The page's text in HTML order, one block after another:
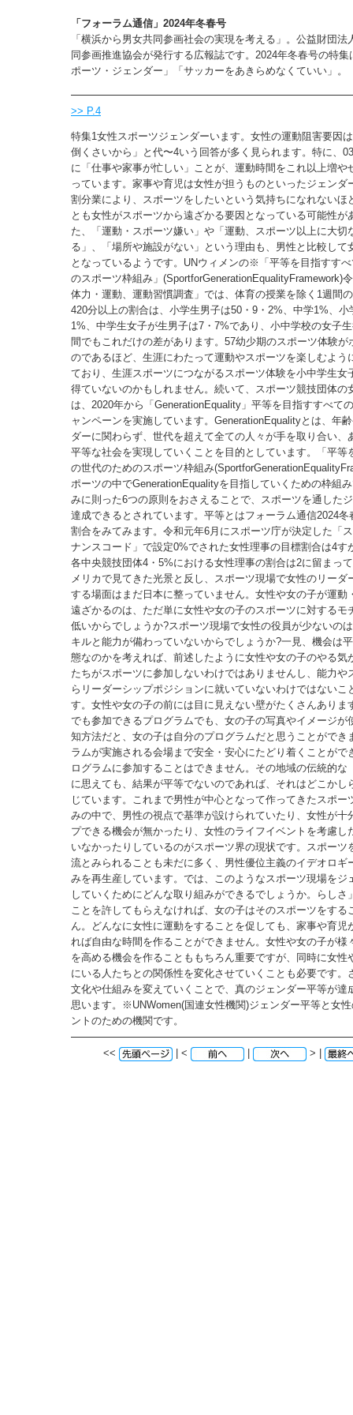
「フォーラム通信」2024年冬春号
「横浜から男女共同参画社会の実現を考える」。公益財団法
同参画推進協会が発行する広報誌です。2024年冬春号の特集
ポーツ・ジェンダー」「サッカーをあきらめなくていい」。
>> P.4
特集1女性スポーツジェンダーいます。女性の運動阻害要因
倒くさいから」と代〜4いう回答が多く見られます。特に、
に「仕事や家事が忙しい」ことが、運動時間をこれ以上増や
っています。家事や育児は女性が担うものといったジェンダ
割分業により、スポーツをしたいという気持ちになれないほ
とも女性がスポーツから遠ざかる要因となっている可能性が
た、「運動・スポーツ嫌い」や「運動、スポーツ以上に大切
る」、「場所や施設がない」という理由も、男性と比較して
となっているようです。UNウィメンの※「平等を目指すす
のスポーツ枠組み」(SportforGenerationEqualityFramework)
体力・運動、運動習慣調査」では、体育の授業を除く1週間
420分以上の割合は、小学生男子は50・9・2%、中学1%、小
1%、中学生女子が生男子は7・7%であり、小中学校の女子
間でもこれだけの差があります。57幼少期のスポーツ体験が
のであるほど、生涯にわたって運動やスポーツを楽しむよう
ており、生涯スポーツにつながるスポーツ体験を小中学生女
得ていないのかもしれません。続いて、スポーツ競技団体の
は、2020年から「GenerationEquality」平等を目指すすべて
ャンペーンを実施しています。GenerationEqualityとは、年
ダーに関わらず、世代を超えて全ての人々が手を取り合い、
平等な社会を実現していくことを目的としています。「平等
の世代のためのスポーツ枠組み
ポーツの中でGenerationEqualityを目指していくための枠組
みに則った6つの原則をおさえることで、スポーツを通した
達成できるとされています。平等とはフォーラム通信2024冬
割合をみてみます。令和元年6月にスポーツ庁が決定した「
ナンスコード」で設定0%でされた女性理事の目標割合は4す
各中央競技団体4・5%における女性理事の割合は2に留まっ
メリカで見てきた光景と反し、スポーツ現場で女性のリーダ
する場面はまだ日本に整っていません。女性や女の子が運動
遠ざかるのは、ただ単に女性や女の子のスポーツに対するモ
低いからでしょうか?スポーツ現場で女性の役員が少ないの
キルと能力が備わっていないからでしょうか?一見、機会は
態なのかを考えれば、前述したように女性や女の子のやる気
たちがスポーツに参加しないわけではありませんし、能力や
らリーダーシップポジションに就いていないわけではないこ
す。女性や女の子の前には目に見えない壁がたくさんありま
でも参加できるプログラムでも、女の子の写真やイメージが
知方法だと、女の子は自分のプログラムだと思うことができ
ラムが実施される会場まで安全・安心にたどり着くことがで
ログラムに参加することはできません。その地域の伝統的な
に思えても、結果が平等でないのであれば、それはどこかし
じています。これまで男性が中心となって作ってきたスポー
みの中で、男性の視点で基準が設けられていたり、女性が十
プできる機会が無かったり、女性のライフイベントを考慮し
いなかったりしているのがスポーツ界の現状です。スポーツ
流とみられることも未だに多く、男性優位主義のイデオロギ
みを再生産しています。では、このようなスポーツ現場をジ
していくためにどんな取り組みができるでしょうか。らしさ
ことを許してもらえなければ、女の子はそのスポーツをする
ん。どんなに女性に運動をすることを促しても、家事や育児
れば自由な時間を作ることができません。女性や女の子が様
を高める機会を作ることももちろん重要ですが、同時に女性
にいる人たちとの関係性を変化させていくことも必要です。
文化や仕組みを変えていくことで、真のジェンダー平等が達
思います。※UNWomen(国連女性機関)ジェンダー平等と女
ントのための機関です。
<< | < | > |